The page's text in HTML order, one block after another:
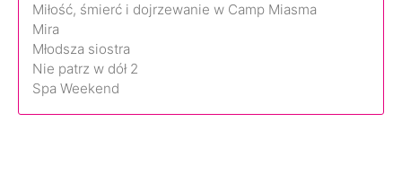
Miłość, śmierć i dojrzewanie w Camp Miasma
Mira
Młodsza siostra
Nie patrz w dół 2
Spa Weekend